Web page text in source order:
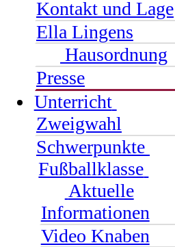
Kontakt und Lage
Ella Lingens
Hausordnung
Presse
Unterricht
Zweigwahl
Schwerpunkte
Fußballklasse
Aktuelle
Informationen
Video Knaben